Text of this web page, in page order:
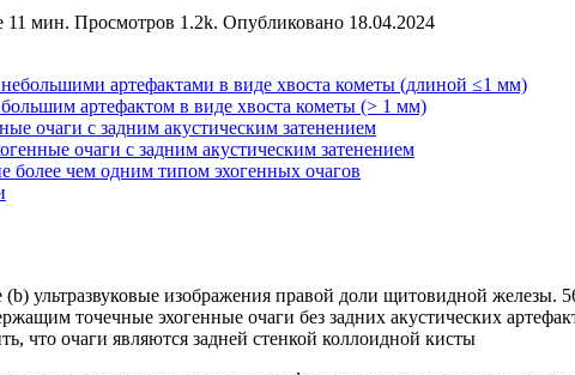
11 мин. Просмотров 1.2k. Опубликовано 18.04.2024
артефактами в виде хвоста кометы (длиной ≤1 мм)
артефактом в виде хвоста кометы (> 1 мм)
очаги с задним акустическим затенением
очаги с задним акустическим затенением
более чем одним типом эхогенных очагов
ультразвуковые изображения правой доли щитовидной
точечные эхогенные очаги без задних акустических
что очаги являются задней стенкой коллоидной кисты